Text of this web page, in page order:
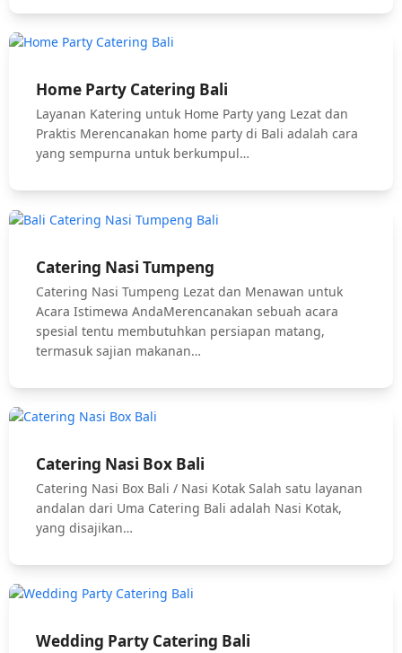
Home Party Catering Bali
Layanan Katering untuk Home Party yang Lezat dan
Praktis Merencanakan home party di Bali adalah cara
yang sempurna untuk berkumpul…
Catering Nasi Tumpeng
Catering Nasi Tumpeng Lezat dan Menawan untuk
Acara Istimewa AndaMerencanakan sebuah acara
spesial tentu membutuhkan persiapan matang,
termasuk sajian makanan…
Catering Nasi Box Bali
Catering Nasi Box Bali / Nasi Kotak Salah satu layanan
andalan dari Uma Catering Bali adalah Nasi Kotak,
yang disajikan…
Wedding Party Catering Bali